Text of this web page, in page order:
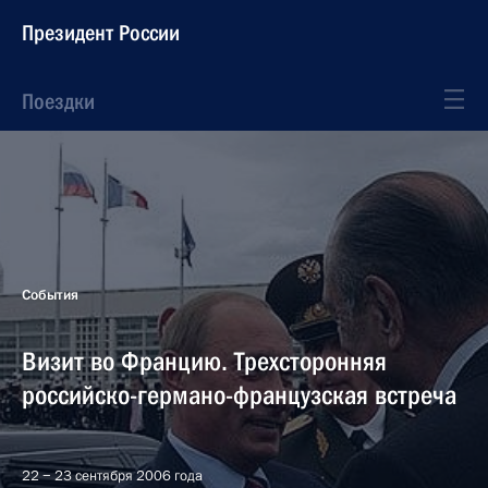
Президент России
Поездки
События
Визит во Францию. Трехсторонняя
российско-германо-французская встреча
22 − 23 сентября 2006 года